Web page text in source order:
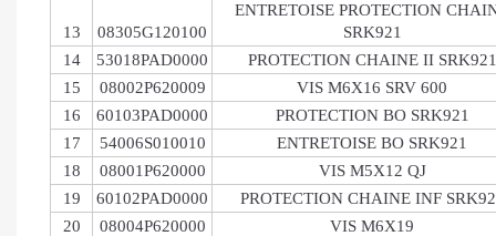
13 08305G120100
ENTRETOISE PROTECTION
SRK921
14
53018PAD0000
PROTECTION CHAINE II SRK921
15
08002P620009
VIS M6X16 SRV 600
16
60103PAD0000
PROTECTION BO SRK921
17
54006S010010
ENTRETOISE BO SRK921
18
08001P620000
VIS M5X12 QJ
19
60102PAD0000
PROTECTION CHAINE INF
20
08004P620000
VIS M6X19